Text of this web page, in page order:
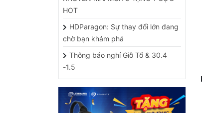
HDParagon: Sự thay đổi lớn đang
Thông báo nghỉ Giỗ Tổ & 30.4